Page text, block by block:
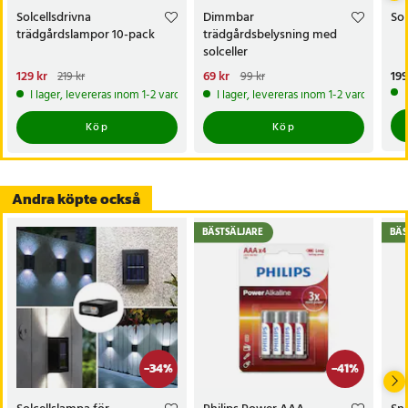
Solcellsdrivna
trädgårdslampor 10-pack
Nuvarande pris
129 krTidigare pris:219 kr
129 kr 219 kr
I lager, levereras inom 1-2 vardagar
Köp
Dimmbar
trädgårdsbelysning med
solceller
Nuvarande pris
69 krTidigare pris:99 kr
69 kr 99 kr
I lager, levereras inom 1-2 vardagar
Köp
Andra köpte också
-34% -41%
BÄSTSÄLJARE